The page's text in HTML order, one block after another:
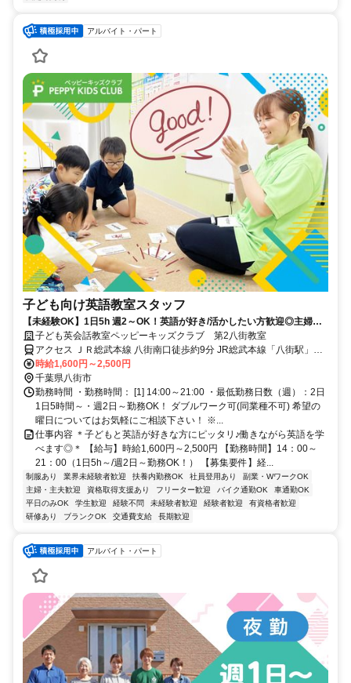
アルバイト・パート
子ども向け英語教室スタッフ
【未経験OK】1日5h 週2～OK！英語が好き/活かしたい方歓迎◎主婦
(夫)/学生も活躍中！
子ども英会話教室ペッピーキッズクラブ 第2八街教室
アクセス ＪＲ総武本線 八街南口徒歩約9分 JR総武本線「八街駅」よ
り徒歩9分 ／近隣教室への勤務も応相談 ※屋内禁煙
時給1,600円～2,500円
千葉県八街市
勤務時間 ・勤務時間： [1] 14:00～21:00 ・最低勤務日数（週）：2日
1日5時間～・週2日～勤務OK！ ダブルワーク可(同業種不可) 希望の
曜日についてはお気軽にご相談下さい！ ※...
仕事内容 ＊子どもと英語が好きな方にピッタリ♪働きながら英語を学
べます◎＊ 【給与】時給1,600円～2,500円 【勤務時間】14：00～
21：00（1日5h～/週2日～勤務OK！） 【募集要件】経...
制服あり 業界未経験者歓迎 扶養内勤務OK 社員登用あり
副業・WワークOK
主婦・主夫歓迎
資格取得支援あり フリーター歓迎 バイク通勤OK
車通勤OK
平日のみOK
学生歓迎 経験不問 未経験者歓迎 経験者歓迎
有資格者歓迎
研修あり
ブランクOK 交通費支給 長期歓迎
アルバイト・パート